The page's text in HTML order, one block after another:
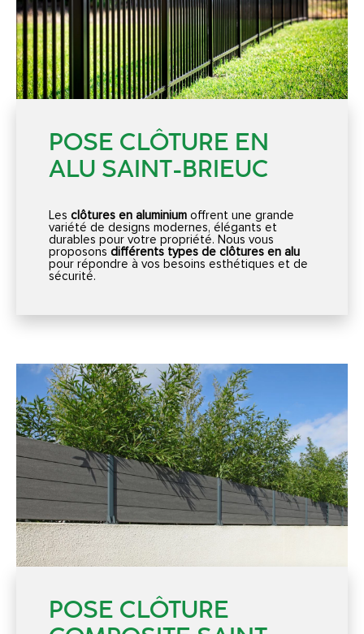
POSE CLÔTURE EN
ALU SAINT-BRIEUC
Les clôtures en aluminium offrent une grande
variété de designs modernes, élégants et
durables pour votre propriété. Nous vous
proposons différents types de clôtures en alu
pour répondre à vos besoins esthétiques et de
sécurité.
POSE CLÔTURE